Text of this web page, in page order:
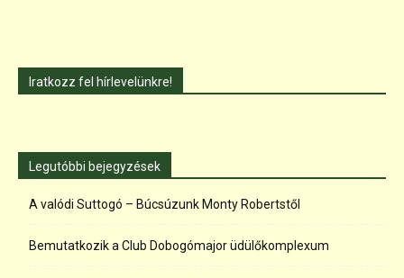
Iratkozz fel hírlevelünkre!
Legutóbbi bejegyzések
A valódi Suttogó – Búcsúzunk Monty Robertstől
Bemutatkozik a Club Dobogómajor üdülőkomplexum